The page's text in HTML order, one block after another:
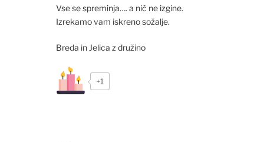
Vse se spreminja…. a nič ne izgine.
Izrekamo vam iskreno sožalje.
Breda in Jelica z družino
+1